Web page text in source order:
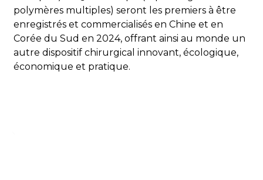
polymères multiples) seront les premiers à être
enregistrés et commercialisés en Chine et en
Corée du Sud en 2024, offrant ainsi au monde un
autre dispositif chirurgical innovant, écologique,
économique et pratique.